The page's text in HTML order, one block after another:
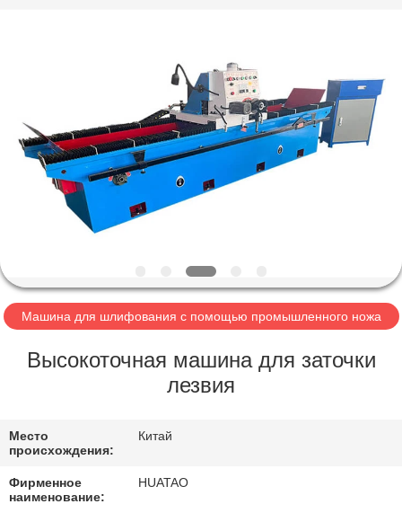
ПРОДУКТЫ
ПУТЕШЕСТВИЕ
ФАБРИКИ
СВЯЖИТЕСЬ
МЫ
Машина для шлифования с помощью промышленного ножа
Высокоточная машина для заточки
лезвия
Место
происхождения:
Китай
Фирменное
наименование:
HUATAO